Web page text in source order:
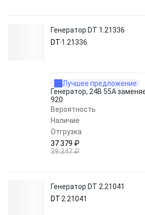
Генератор DT 1.21336
DT 1.21336
Лучшее предложение
Генератор, 24В 55A
920
Вероятность
Наличие
Отгрузка
37 379 ₽
39 347 ₽
Генератор DT 2.21041
DT 2.21041